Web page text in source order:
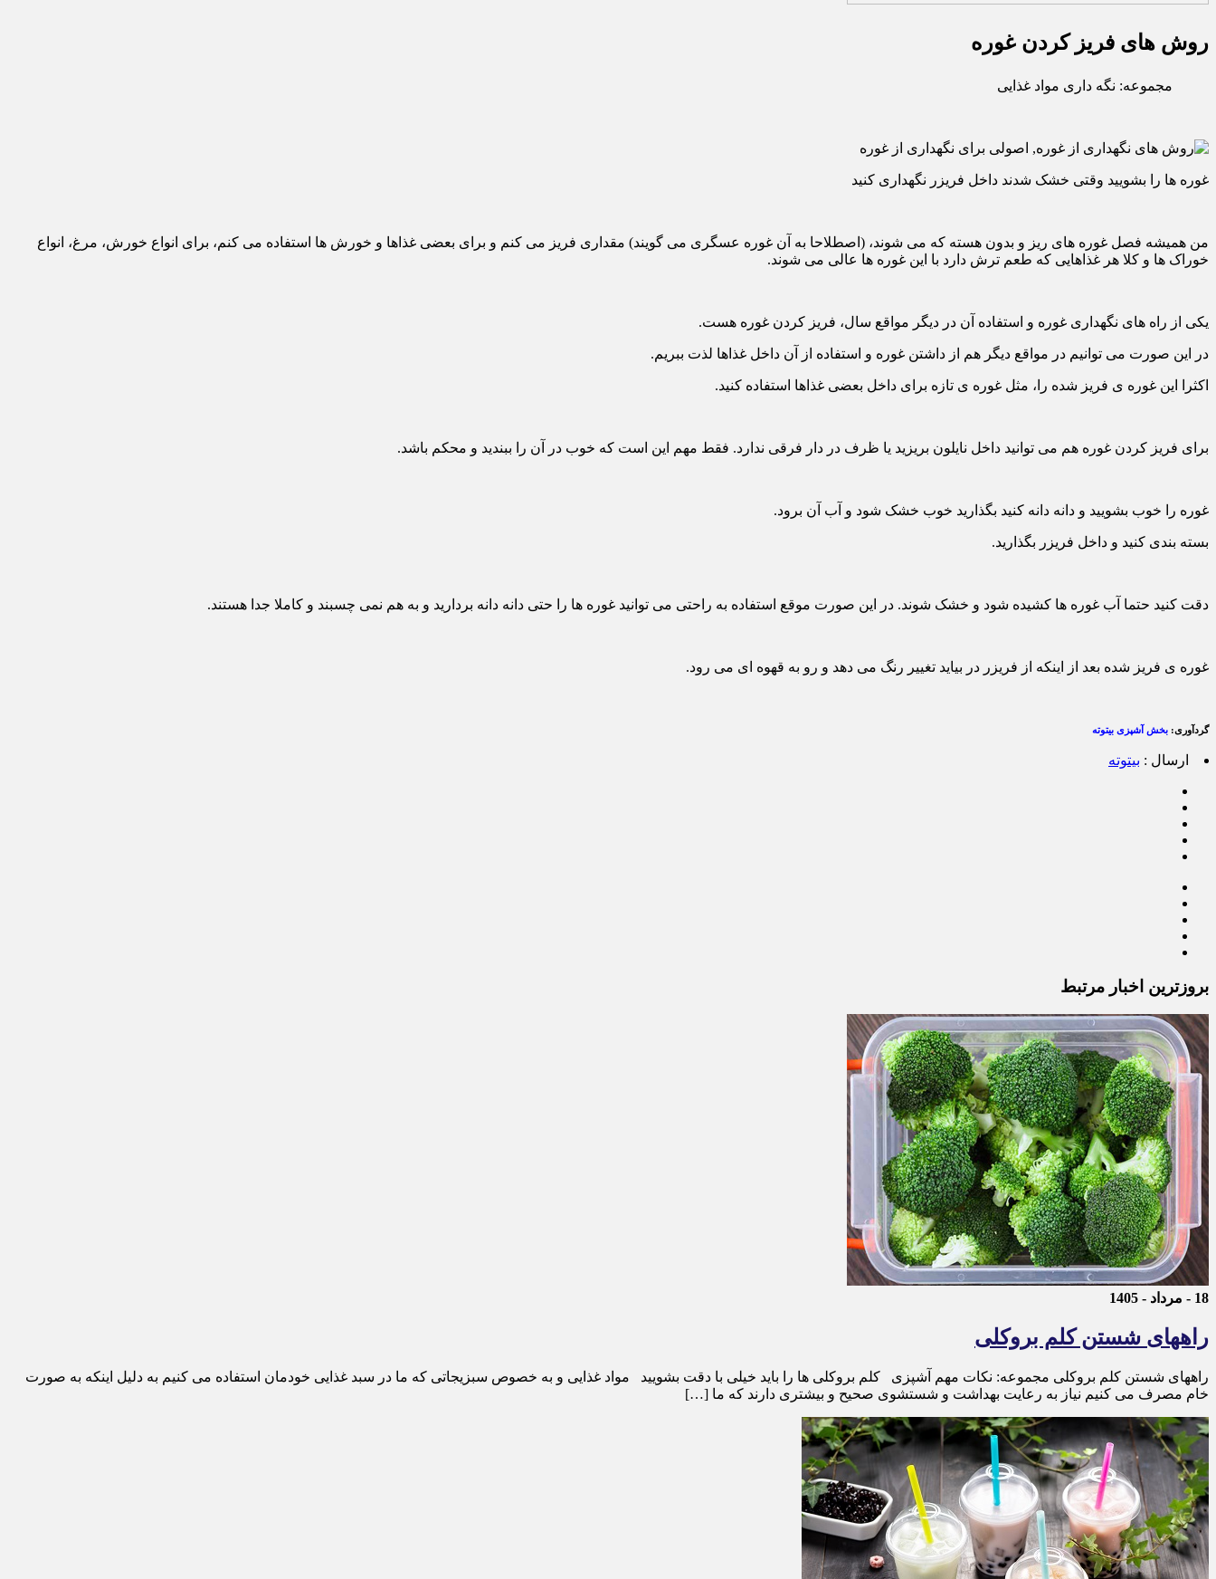
روش های فریز کردن غوره
مجموعه: نگه داری مواد غذایی
غوره ها را بشویید وقتی خشک شدند داخل فریزر نگهداری کنید
من همیشه فصل غوره های ریز و بدون هسته که می شوند، (اصطلاحا به آن غوره عسگری می گویند) مقداری فریز می کنم و برای بعضی غذاها و خورش ها استفاده می کنم، برای انواع خورش، مرغ، انواع
خوراک ها و کلا هر غذاهایی که طعم ترش دارد با این غوره ها عالی می شوند.
یکی از راه های نگهداری غوره و استفاده آن در دیگر مواقع سال، فریز کردن غوره هست.
در این صورت می توانیم در مواقع دیگر هم از داشتن غوره و استفاده از آن داخل غذاها لذت ببریم.
اکثرا این غوره ی فریز شده را، مثل غوره ی تازه برای داخل بعضی غذاها استفاده کنید.
برای فریز کردن غوره هم می توانید داخل نایلون بریزید یا ظرف در دار فرقی ندارد. فقط مهم این است که خوب در آن را ببندید و محکم باشد.
غوره را خوب بشویید و دانه دانه کنید بگذارید خوب خشک شود و آب آن برود.
بسته بندی کنید و داخل فریزر بگذارید.
دقت کنید حتما آب غوره ها کشیده شود و خشک شوند. در این صورت موقع استفاده به راحتی می توانید غوره ها را حتی دانه دانه بردارید و به هم نمی چسبند و کاملا جدا هستند.
غوره ی فریز شده بعد از اینکه از فریزر در بیاید تغییر رنگ می دهد و رو به قهوه ای می رود.
گردآوری: بخش آشپزی بیتوته
ارسال : بیتوته
بروزترین اخبار مرتبط
18 - مرداد - 1405
راههای شستن کلم بروکلی
راههای شستن کلم بروکلی مجموعه: نکات مهم آشپزی کلم بروکلی ها را باید خیلی با دقت بشویید مواد غذایی و به خصوص سبزیجاتی که ما در سبد غذایی خودمان استفاده می کنیم به دلیل اینکه به صورت
خام مصرف می کنیم نیاز به رعایت بهداشت و شستشوی صحیح و بیشتری دارند که ما […]